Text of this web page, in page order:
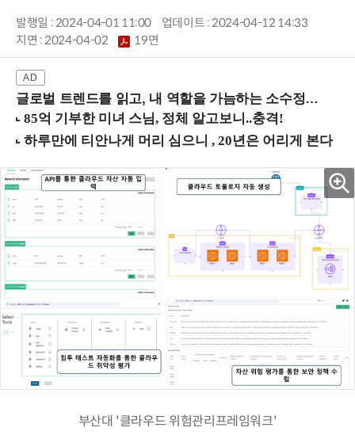
발행일 : 2024-04-01 11:00
업데이트 : 2024-04-12 14:33
지면 :2024-04-02 19면
글로벌 트렌드를 읽고, 내 역할을 가늠하는 소수정예 실습 워크숍 (8/28 신논현역)
부산대 '클라우드 위험관리프레임워크'